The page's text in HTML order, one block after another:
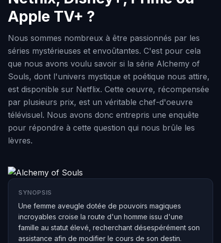
Apple TV+ ?
Nous sommes nombreux à être passionnés par les
séries mystérieuses et envoûtantes. C'est pour cela
que nous avons voulu savoir si la série Alchemy of
Souls, dont l'univers mystique et poétique nous attire,
est disponible sur Netflix. Cette oeuvre, récompensée
par plusieurs prix, est un véritable chef-d'oeuvre
télévisuel. Nous avons donc entrepris une enquête
pour répondre à cette question qui nous brûle les
lèvres.
SYNOPSIS
Une femme aveugle dotée de pouvoirs magiques
incroyables croise la route d'un homme issu d'une
famille au statut élevé, recherchant désespérément son
assistance afin de modifier le cours de son destin.